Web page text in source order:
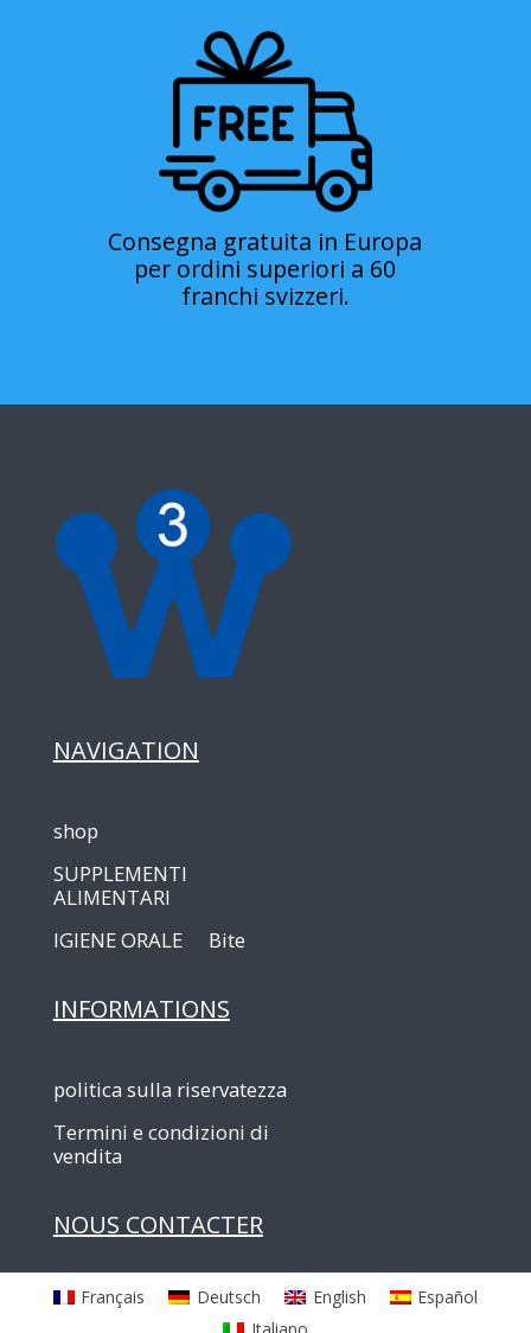
Consegna gratuita in Europa
per ordini superiori a 60
franchi svizzeri.
NAVIGATION
shop
SUPPLEMENTI
ALIMENTARI
IGIENE ORALE
Bite
INFORMATIONS
politica sulla riservatezza
Termini e condizioni di
vendita
NOUS CONTACTER
Français Deutsch English
Español